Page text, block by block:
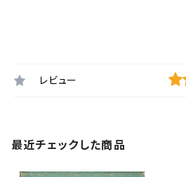
レビュー
最近チェックした商品